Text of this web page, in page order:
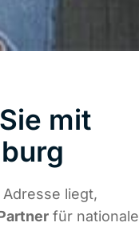
mit
liegt,
für nationale